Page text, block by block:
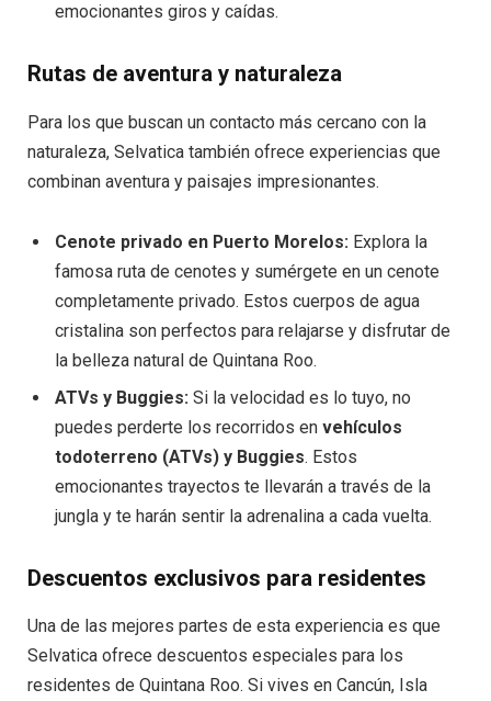
emocionantes giros y caídas.
Rutas de aventura y naturaleza
Para los que buscan un contacto más cercano con la
naturaleza, Selvatica también ofrece experiencias que
combinan aventura y paisajes impresionantes.
Cenote privado en Puerto Morelos: Explora la
famosa ruta de cenotes y sumérgete en un cenote
completamente privado. Estos cuerpos de agua
cristalina son perfectos para relajarse y disfrutar de
la belleza natural de Quintana Roo.
ATVs y Buggies: Si la velocidad es lo tuyo, no
puedes perderte los recorridos en vehículos
todoterreno (ATVs) y Buggies. Estos
emocionantes trayectos te llevarán a través de la
jungla y te harán sentir la adrenalina a cada vuelta.
Descuentos exclusivos para residentes
Una de las mejores partes de esta experiencia es que
Selvatica ofrece descuentos especiales para los
residentes de Quintana Roo. Si vives en Cancún, Isla